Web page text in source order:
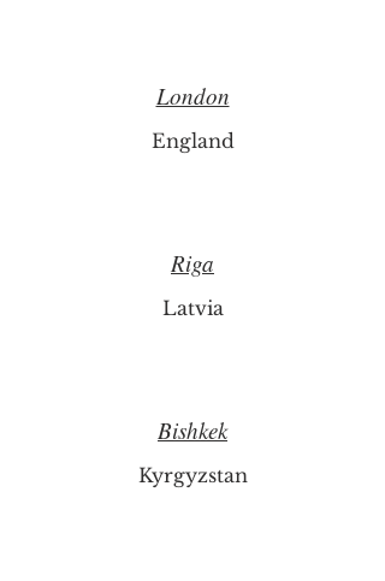
London
England
Riga
Latvia
Bishkek
Kyrgyzstan